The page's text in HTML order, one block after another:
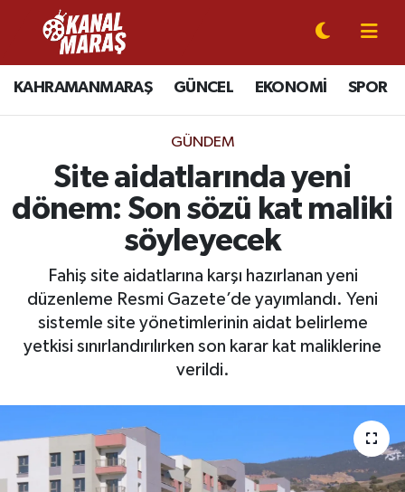
KAHRAMANMARAŞ GÜNCEL EKONOMİ SPOR
GÜNDEM
Site aidatlarında yeni
dönem: Son sözü kat maliki
söyleyecek
Fahiş site aidatlarına karşı hazırlanan yeni
düzenleme Resmi Gazete’de yayımlandı. Yeni
sistemle site yönetimlerinin aidat belirleme
yetkisi sınırlandırılırken son karar kat maliklerine
verildi.
CANLI YAYIN
KAHRAMANMARAŞ
GÜNCEL
SPOR
EKONOMİ
GÜNDEM
SAĞLIK
EĞİTİM
Kahramanmaraş Nöbetçi Eczaneler
Kahramanmaraş Hava Durumu
Kahramanmaraş Namaz Vakitleri
Kahramanmaraş Trafik Yoğunluk Haritası
Süper Lig Puan Durumu ve Fikstür
Tüm Manşetler
Son Dakika Haberleri